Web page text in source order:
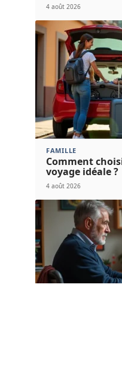
4 août 2026
FAMILLE
Comment
voyage idéale ?
4 août 2026